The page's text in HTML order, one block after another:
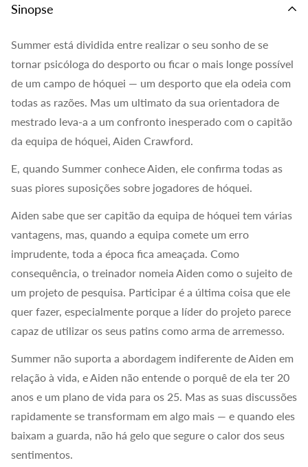
Sinopse
Summer está dividida entre realizar o seu sonho de se
tornar psicóloga do desporto ou ficar o mais longe possível
de um campo de hóquei — um desporto que ela odeia com
todas as razões. Mas um ultimato da sua orientadora de
mestrado leva-a a um confronto inesperado com o capitão
da equipa de hóquei, Aiden Crawford.
E, quando Summer conhece Aiden, ele confirma todas as
suas piores suposições sobre jogadores de hóquei.
Aiden sabe que ser capitão da equipa de hóquei tem várias
vantagens, mas, quando a equipa comete um erro
imprudente, toda a época fica ameaçada. Como
consequência, o treinador nomeia Aiden como o sujeito de
um projeto de pesquisa. Participar é a última coisa que ele
quer fazer, especialmente porque a líder do projeto parece
capaz de utilizar os seus patins como arma de arremesso.
Summer não suporta a abordagem indiferente de Aiden em
relação à vida, e Aiden não entende o porquê de ela ter 20
anos e um plano de vida para os 25. Mas as suas discussões
rapidamente se transformam em algo mais — e quando eles
baixam a guarda, não há gelo que segure o calor dos seus
sentimentos.